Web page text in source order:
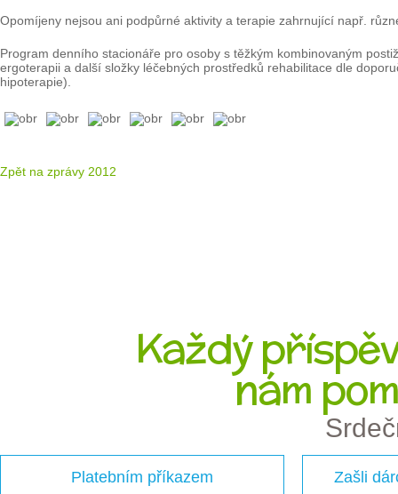
Opomíjeny nejsou ani podpůrné aktivity a terapie zahrnující např.
Program denního stacionáře pro osoby s těžkým kombinovaným
ergoterapii a další složky léčebných prostředků rehabilitace dle
hipoterapie).
Zpět na zprávy 2012
Každý
nám
Platebním příkazem Zašli